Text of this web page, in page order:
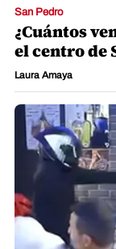
San Pedro
¿Cuántos
el centro de
Laura Amaya